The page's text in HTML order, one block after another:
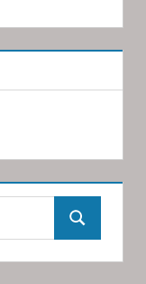
Search